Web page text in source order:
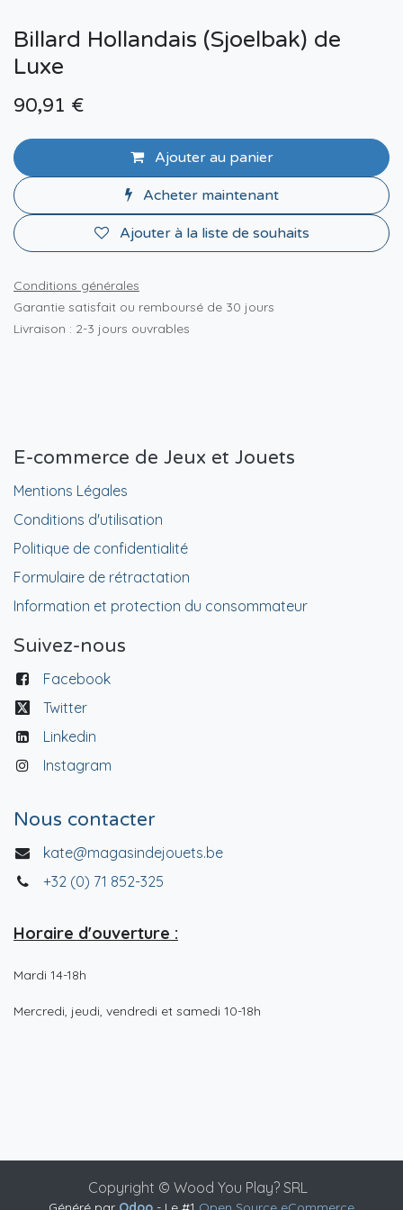
Billard Hollandais (Sjoelbak) de
Luxe
90,91 €
Ajouter au panier
Acheter maintenant
Ajouter à la liste de souhaits
Conditions générales
Garantie satisfait ou remboursé de 30 jours
Livraison : 2-3 jours ouvrables
E-commerce de Jeux et Jouets
Mentions Légales
Conditions d'utilisation
Politique de confidentialité
Formulaire de rétractation
Information et protection du consommateur
Suivez-nous
Facebook
Twitter
Linkedin
Instagram
Nous contacter
kate@magasindejouets.be
+32 (0) 71 852-325
Horaire d'ouverture :
Mardi 14-18h
Mercredi, jeudi, vendredi et samedi 10-18h
Copyright © Wood You Play? SRL